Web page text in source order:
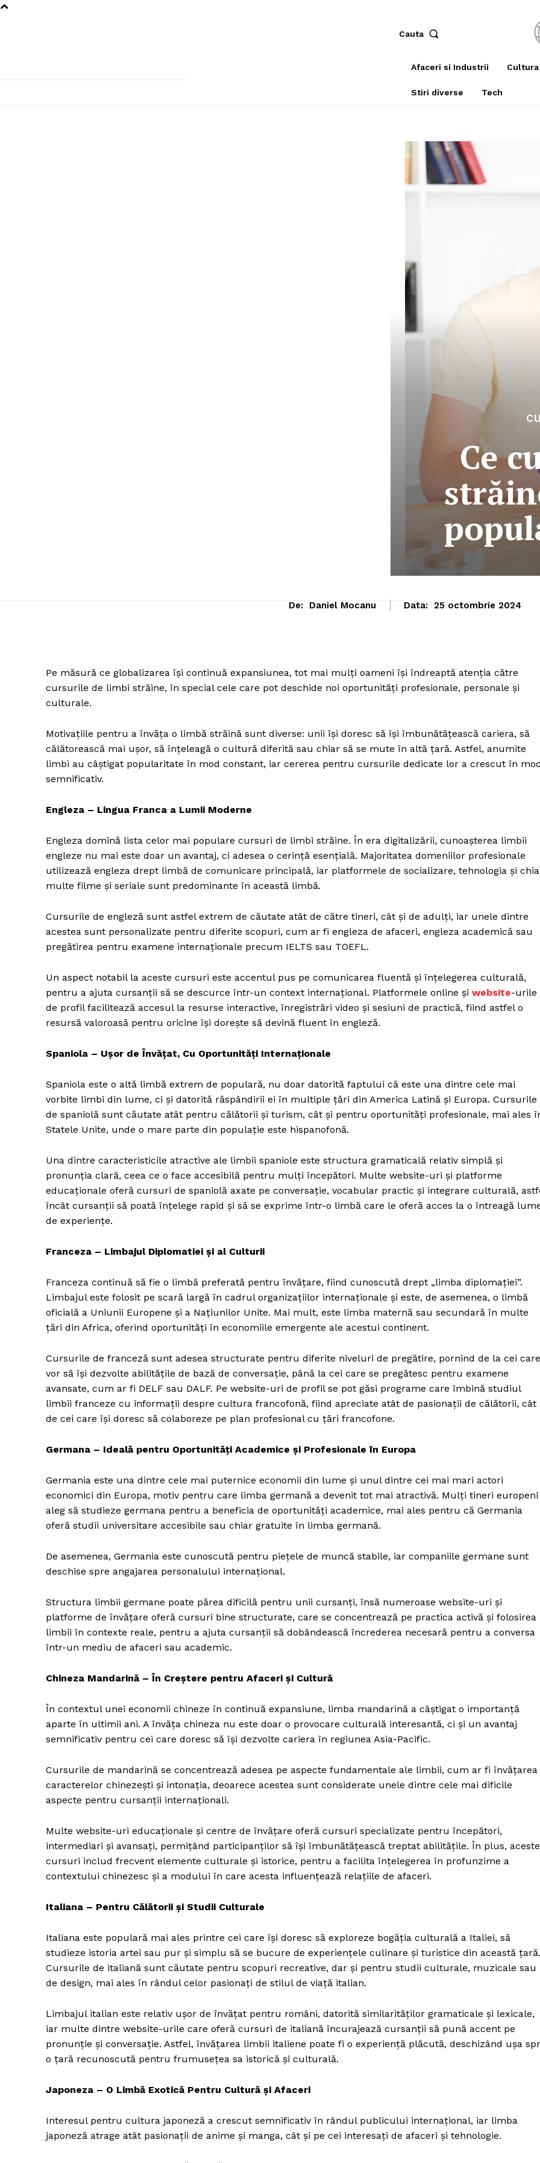
Cauta
Afaceri si Industrii
Stiri diverse Tech
Ce
De: Daniel Mocanu Data: 25 octombrie 2024
Pe măsură ce globalizarea își continuă expansiunea, tot mai mulți oameni își îndreaptă atenția către
cursurile de limbi străine, în special cele care pot deschide noi oportunități profesionale, personale și
culturale.
Motivațiile pentru a învăța o limbă străină sunt diverse: unii își doresc să își îmbunătățească cariera, să
călătorească mai ușor, să înțeleagă o cultură diferită sau chiar să se mute în altă țară. Astfel, anumite
limbi au câștigat popularitate în mod constant, iar cererea pentru cursurile dedicate lor a crescut în
semnificativ.
Engleza – Lingua Franca a Lumii Moderne
Engleza domină lista celor mai populare cursuri de limbi străine. În era digitalizării, cunoașterea limbii
engleze nu mai este doar un avantaj, ci adesea o cerință esențială. Majoritatea domeniilor profesionale
utilizează engleza drept limbă de comunicare principală, iar platformele de socializare, tehnologia și
multe filme și seriale sunt predominante în această limbă.
Cursurile de engleză sunt astfel extrem de căutate atât de către tineri, cât și de adulți, iar unele dintre
acestea sunt personalizate pentru diferite scopuri, cum ar fi engleza de afaceri, engleza academică sau
pregătirea pentru examene internaționale precum IELTS sau TOEFL.
Un aspect notabil la aceste cursuri este accentul pus pe comunicarea fluentă și înțelegerea culturală,
pentru a ajuta cursanții să se descurce într-un context internațional. Platformele online și website-urile
de profil facilitează accesul la resurse interactive, înregistrări video și sesiuni de practică, fiind astfel o
resursă valoroasă pentru oricine își dorește să devină fluent în engleză.
Spaniola – Ușor de Învățat, Cu Oportunități Internaționale
Spaniola este o altă limbă extrem de populară, nu doar datorită faptului că este una dintre cele mai
vorbite limbi din lume, ci și datorită răspândirii ei în multiple țări din America Latină și Europa. Cursurile
de spaniolă sunt căutate atât pentru călătorii și turism, cât și pentru oportunități profesionale, mai ales
Statele Unite, unde o mare parte din populație este hispanofonă.
Una dintre caracteristicile atractive ale limbii spaniole este structura gramaticală relativ simplă și
pronunția clară, ceea ce o face accesibilă pentru mulți începători. Multe website-uri și platforme
educaționale oferă cursuri de spaniolă axate pe conversație, vocabular practic și integrare culturală,
încât cursanții să poată înțelege rapid și să se exprime într-o limbă care le oferă acces la o întreagă
de experiențe.
Franceza – Limbajul Diplomatiei și al Culturii
Franceza continuă să fie o limbă preferată pentru învățare, fiind cunoscută drept „limba diplomației”.
Limbajul este folosit pe scară largă în cadrul organizațiilor internaționale și este, de asemenea, o limbă
oficială a Uniunii Europene și a Națiunilor Unite. Mai mult, este limba maternă sau secundară în multe
țări din Africa, oferind oportunități în economiile emergente ale acestui continent.
Cursurile de franceză sunt adesea structurate pentru diferite niveluri de pregătire, pornind de la cei care
vor să își dezvolte abilitățile de bază de conversație, până la cei care se pregătesc pentru examene
avansate, cum ar fi DELF sau DALF. Pe website-uri de profil se pot găsi programe care îmbină studiul
limbii franceze cu informații despre cultura francofonă, fiind apreciate atât de pasionații de călătorii, cât
de cei care își doresc să colaboreze pe plan profesional cu țări francofone.
Germana – Ideală pentru Oportunități Academice și Profesionale în Europa
Germania este una dintre cele mai puternice economii din lume și unul dintre cei mai mari actori
economici din Europa, motiv pentru care limba germană a devenit tot mai atractivă. Mulți tineri europeni
aleg să studieze germana pentru a beneficia de oportunități academice, mai ales pentru că Germania
oferă studii universitare accesibile sau chiar gratuite în limba germană.
De asemenea, Germania este cunoscută pentru piețele de muncă stabile, iar companiile germane sunt
deschise spre angajarea personalului internațional.
Structura limbii germane poate părea dificilă pentru unii cursanți, însă numeroase website-uri și
platforme de învățare oferă cursuri bine structurate, care se concentrează pe practica activă și folosirea
limbii în contexte reale, pentru a ajuta cursanții să dobândească încrederea necesară pentru a conversa
într-un mediu de afaceri sau academic.
Chineza Mandarină – În Creștere pentru Afaceri și Cultură
În contextul unei economii chineze în continuă expansiune, limba mandarină a câștigat o importanță
aparte în ultimii ani. A învăța chineza nu este doar o provocare culturală interesantă, ci și un avantaj
semnificativ pentru cei care doresc să își dezvolte cariera în regiunea Asia-Pacific.
Cursurile de mandarină se concentrează adesea pe aspecte fundamentale ale limbii, cum ar fi învățarea
caracterelor chinezești și intonația, deoarece acestea sunt considerate unele dintre cele mai dificile
aspecte pentru cursanții internaționali.
Multe website-uri educaționale și centre de învățare oferă cursuri specializate pentru începători,
intermediari și avansați, permițând participanților să își îmbunătățească treptat abilitățile. În plus, aceste
cursuri includ frecvent elemente culturale și istorice, pentru a facilita înțelegerea în profunzime a
contextului chinezesc și a modului în care acesta influențează relațiile de afaceri.
Italiana – Pentru Călătorii și Studii Culturale
Italiana este populară mai ales printre cei care își doresc să exploreze bogăția culturală a Italiei, să
studieze istoria artei sau pur și simplu să se bucure de experiențele culinare și turistice din această țară.
Cursurile de italiană sunt căutate pentru scopuri recreative, dar și pentru studii culturale, muzicale sau
de design, mai ales în rândul celor pasionați de stilul de viață italian.
Limbajul italian este relativ ușor de învățat pentru români, datorită similarităților gramaticale și lexicale,
iar multe dintre website-urile care oferă cursuri de italiană încurajează cursanții să pună accent pe
pronunție și conversație. Astfel, învățarea limbii italiene poate fi o experiență plăcută, deschizând ușa
o țară recunoscută pentru frumusețea sa istorică și culturală.
Japoneza – O Limbă Exotică Pentru Cultură și Afaceri
Interesul pentru cultura japoneză a crescut semnificativ în rândul publicului internațional, iar limba
japoneză atrage atât pasionații de anime și manga, cât și pe cei interesați de afaceri și tehnologie.